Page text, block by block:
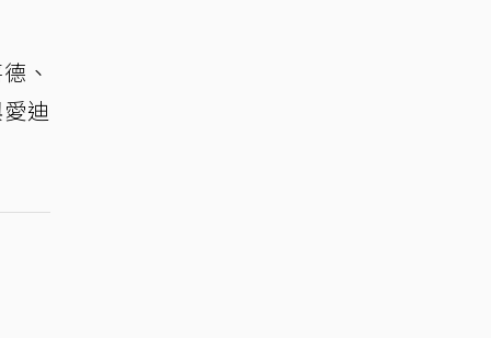
、
迪